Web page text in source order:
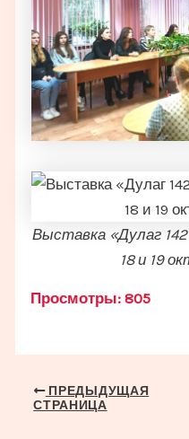
Выставка «Дулаг
18 и 19
Просмотры: 805
Навигация
ПРЕДЫДУЩАЯ
СТРАНИЦА